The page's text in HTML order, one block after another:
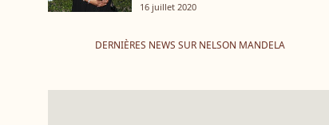
16 juillet 2020
DERNIÈRES NEWS SUR NELSON MANDELA